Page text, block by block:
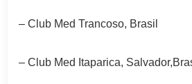
– Club Med Trancoso, Brasil
– Club Med Itaparica,